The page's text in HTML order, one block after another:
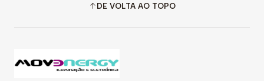
DE VOLTA AO TOPO